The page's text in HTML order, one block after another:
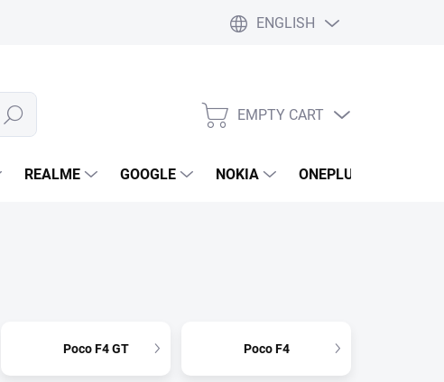
ENGLISH
Search
SHOPPING
EMPTY CART
REALME GOOGLE NOKIA ONEPLUS
Poco F4 GT Poco F4